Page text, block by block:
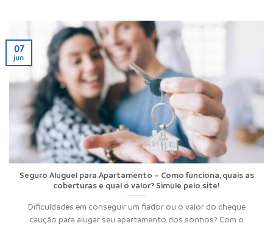
Seguro Aluguel para Apartamento – Como funciona, quais as
coberturas e qual o valor? Simule pelo site!
Dificuldades em conseguir um fiador ou o valor do cheque
caução para alugar seu apartamento dos sonhos? Com o
07
jun